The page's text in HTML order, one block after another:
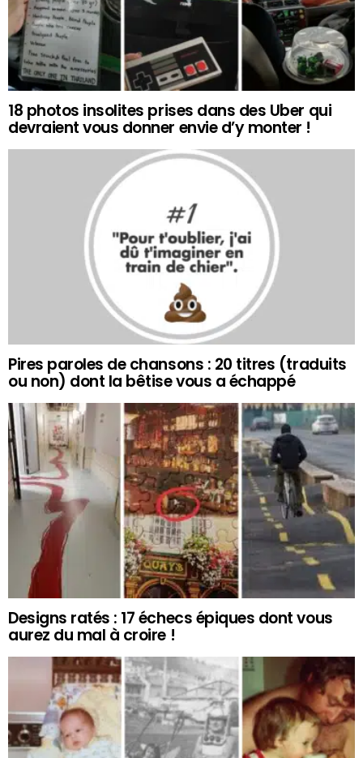
18 photos insolites prises dans des Uber qui
devraient vous donner envie d’y monter !
Pires paroles de chansons : 20 titres (traduits
ou non) dont la bêtise vous a échappé
Designs ratés : 17 échecs épiques dont vous
aurez du mal à croire !